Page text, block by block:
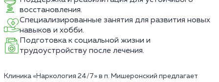
восстановления.
Специализированные занятия для развития новых
навыков и хобби.
Подготовка к социальной жизни и
трудоустройству после лечения.
Клиника «Наркология 24/7» в п. Мишеронский предлагает